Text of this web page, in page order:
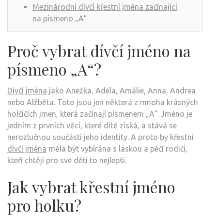
Mezinárodní dívčí křestní jména začínající
na písmeno „A“
Proč vybrat dívčí jméno na
písmeno „A“?
Dívčí jména jako Anežka, Adéla, Amálie, Anna, Andrea
nebo Alžběta. Toto jsou jen některá z mnoha krásných
holčičích jmen, která začínají písmenem „A“. Jméno je
jedním z prvních věcí, které dítě získá, a stává se
nerozlučnou součástí jeho identity. A proto by křestní
dívčí jména měla být vybírána s láskou a péčí rodiči,
kteří chtějí pro své děti to nejlepší.
Jak vybrat křestní jméno
pro holku?